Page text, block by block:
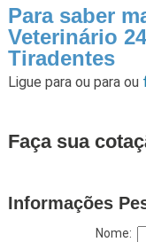
Para saber
Veterinário
Tiradentes
Ligue para ou para ou
Faça sua
Informações
Nome: